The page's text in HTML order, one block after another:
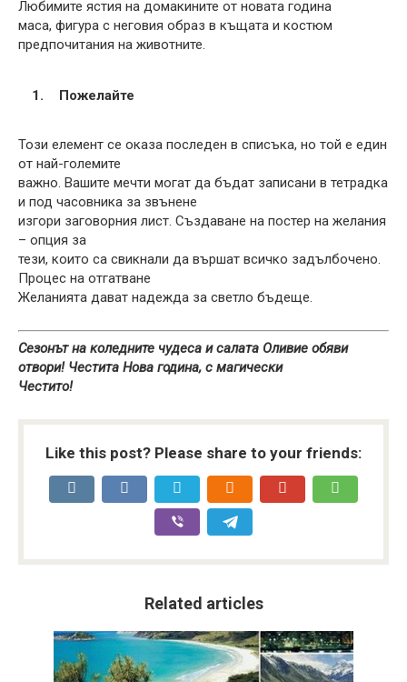
Любимите ястия на домакините от новата година
маса, фигура с неговия образ в къщата и костюм
предпочитания на животните.
Пожелайте
Този елемент се оказа последен в списъка, но той е един
от най-големите
важно. Вашите мечти могат да бъдат записани в тетрадка
и под часовника за звънене
изгори заговорния лист. Създаване на постер на желания
– опция за
тези, които са свикнали да вършат всичко задълбочено.
Процес на отгатване
Желанията дават надежда за светло бъдеще.
Сезонът на коледните чудеса и салата Оливие обяви
отвори! Честита Нова година, с магически
Честито!
Like this post? Please share to your friends:
Related articles